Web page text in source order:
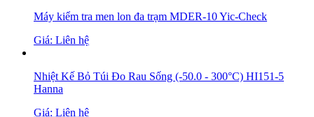
Máy kiểm tra men lon đa trạm MDER-10 Yic-Check
Giá: Liên hệ
Nhiệt Kế Bỏ Túi Đo Rau Sống (-50.0 - 300°C) HI151-5
Hanna
Giá: Liên hệ